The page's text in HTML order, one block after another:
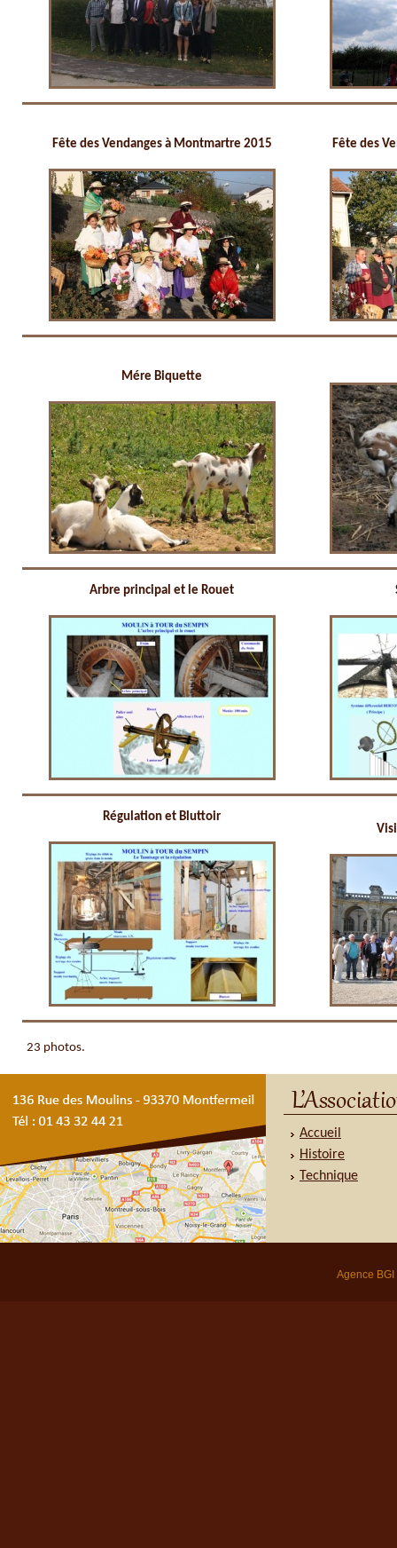
Fête des Vendanges à Montmartre 2015 Fête des
Mére Biquette
Arbre principal et le Rouet
Régulation et Bluttoir
23 photos.
Accueil
Histoire
Technique
Agence BGI